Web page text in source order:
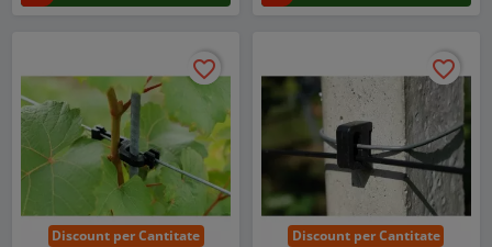
Discount per Cantitate
favorite_border
favorite_border
Discount per Cantitate
favorite_border
favorite_border